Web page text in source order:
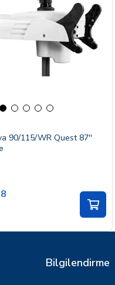
90/115/WR Quest 87''
Bilgilendirme